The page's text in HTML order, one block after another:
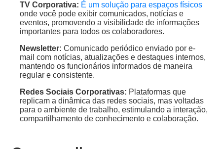
TV Corporativa: É um solução para espaços físicos
onde você pode exibir comunicados, notícias e
eventos, promovendo a visibilidade de informações
importantes para todos os colaboradores.
Newsletter: Comunicado periódico enviado por e-
mail com notícias, atualizações e destaques internos,
mantendo os funcionários informados de maneira
regular e consistente.
Redes Sociais Corporativas: Plataformas que
replicam a dinâmica das redes sociais, mas voltadas
para o ambiente de trabalho, estimulando a interação,
compartilhamento de conhecimento e colaboração.